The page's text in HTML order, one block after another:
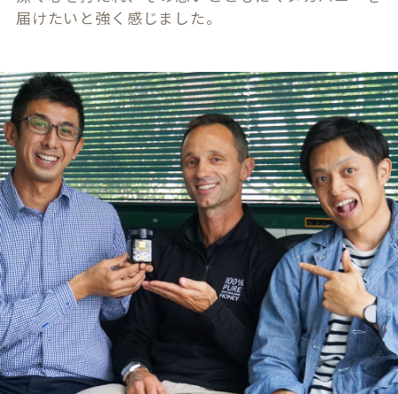
届けたいと強く感じました。